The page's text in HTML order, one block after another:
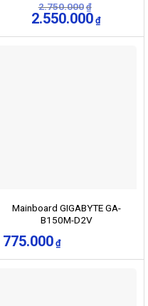
2.750.000 ₫
Giá
gốc
là:
2.550.000 ₫Giá
tại
Mainboard GIGABYTE GA-
B150M-D2V
775.000 ₫